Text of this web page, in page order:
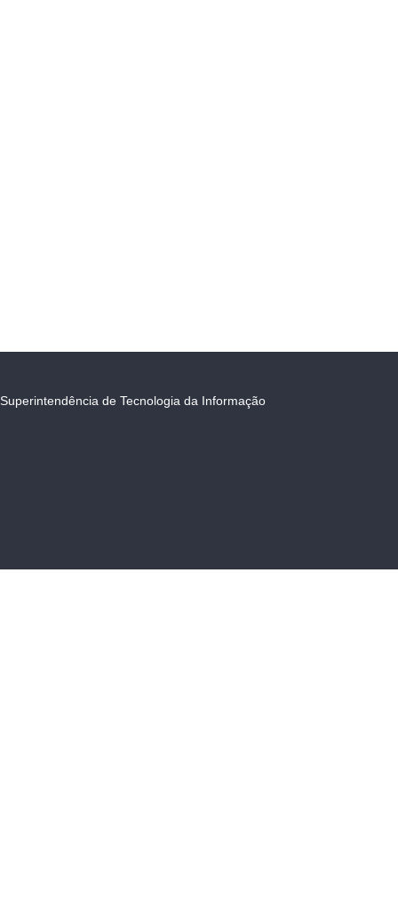
Superintendência de Tecnologia da Informação